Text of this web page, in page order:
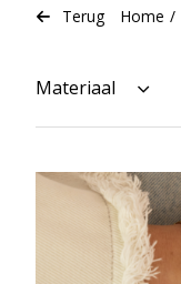
Terug Home /
Materiaal